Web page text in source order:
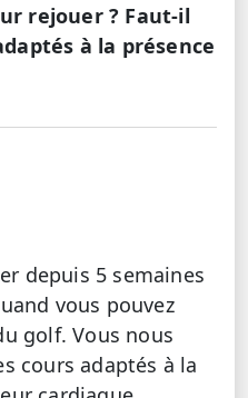
rejouer ? Faut-il
à la présence
depuis 5 semaines
vous pouvez
golf. Vous nous
cours adaptés à la